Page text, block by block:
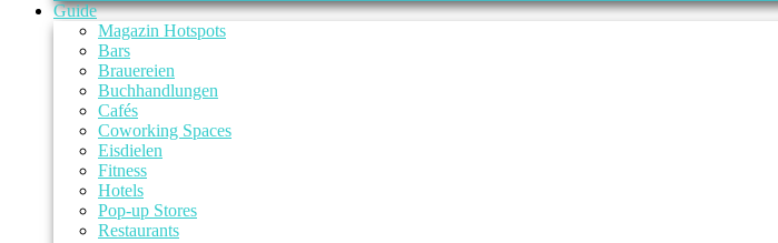
Guide
Magazin Hotspots
Bars
Brauereien
Buchhandlungen
Cafés
Coworking Spaces
Eisdielen
Fitness
Hotels
Pop-up Stores
Restaurants